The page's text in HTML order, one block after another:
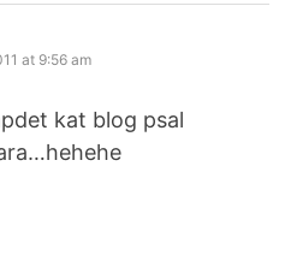
at 9:56 am
kat blog psal